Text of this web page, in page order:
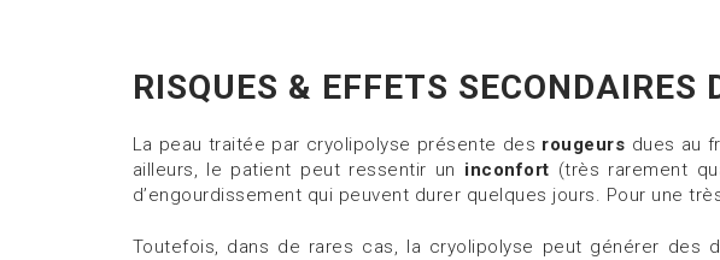
RISQUES & EFFETS SECONDAIRES
La peau traitée par cryolipolyse présente des rougeurs dues au
ailleurs, le patient peut ressentir un inconfort (très rarement
d’engourdissement qui peuvent durer quelques jours. Pour une
Toutefois, dans de rares cas, la cryolipolyse peut générer des